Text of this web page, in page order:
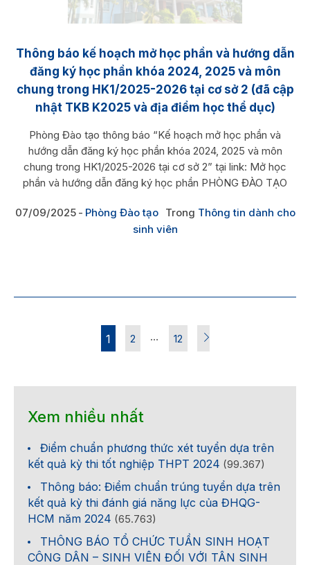
Thông báo kế hoạch mở học phần và hướng dẫn
đăng ký học phần khóa 2024, 2025 và môn
chung trong HK1/2025-2026 tại cơ sở 2 (đã cập
nhật TKB K2025 và địa điểm học thể dục)
Phòng Đào tạo thông báo “Kế hoạch mở học phần và
hướng dẫn đăng ký học phần khóa 2024, 2025 và môn
chung trong HK1/2025-2026 tại cơ sở 2” tại link: Mở học
phần và hướng dẫn đăng ký học phần PHÒNG ĐÀO TẠO
07/09/2025 Phòng Đào tạo Trong Thông tin dành cho
sinh viên
1 2 … 12
Xem nhiều nhất
Điểm chuẩn phương thức xét tuyển dựa trên
kết quả kỳ thi tốt nghiệp THPT 2024 (99.367)
Thông báo: Điểm chuẩn trúng tuyển dựa trên
kết quả kỳ thi đánh giá năng lực của ĐHQG-
HCM năm 2024 (65.763)
THÔNG BÁO TỔ CHỨC TUẦN SINH HOẠT
CÔNG DÂN – SINH VIÊN ĐỐI VỚI TÂN SINH